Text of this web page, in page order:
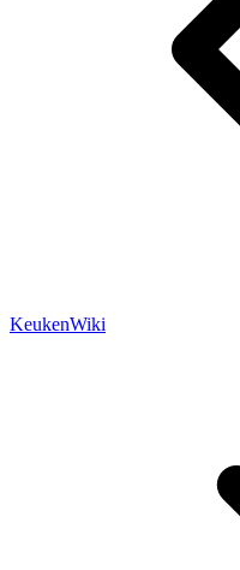
KeukenWiki